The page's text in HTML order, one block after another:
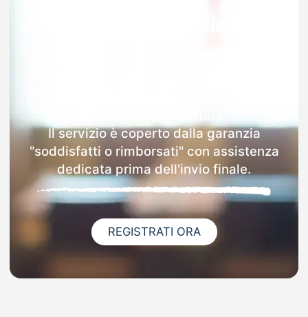
Il servizio è coperto dalla garanzia
"soddisfatti o rimborsati" con assistenza
dedicata prima dell'invio finale.
REGISTRATI ORA